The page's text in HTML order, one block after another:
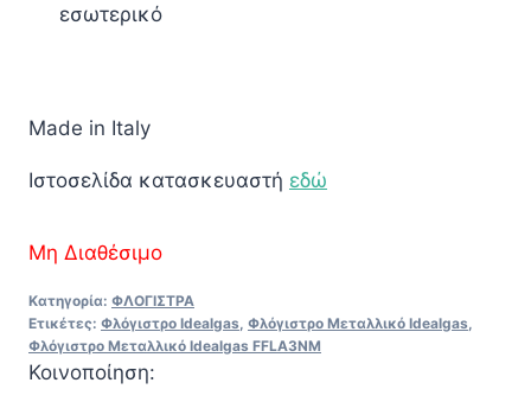
εσωτερικό
Made in Italy
Ιστοσελίδα κατασκευαστή εδώ
Μη Διαθέσιμο
Κατηγορία: ΦΛΟΓΙΣΤΡΑ
Ετικέτες: Φλόγιστρο Idealgas, Φλόγιστρο Μεταλλικό Idealgas,
Φλόγιστρο Μεταλλικό Idealgas FFLA3NM
Κοινοποίηση: